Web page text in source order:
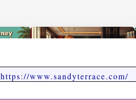
https://www.sandyterrace.com/